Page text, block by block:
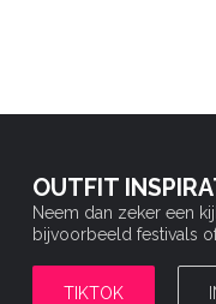
OUTFIT
Neem dan zeker een
bijvoorbeeld festivals
TIKTOK